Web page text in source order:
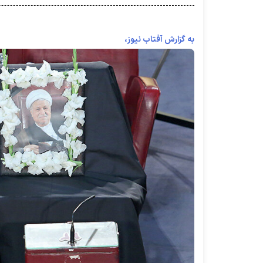
به گزارش آفتاب نیوز،